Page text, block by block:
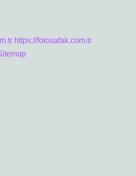
https://fotosafak.com.tr